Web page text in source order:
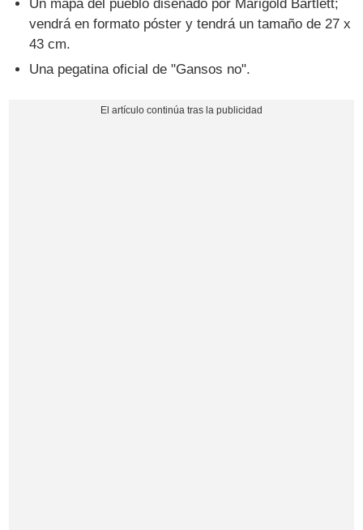
Un mapa del pueblo diseñado por Marigold Bartlett;
vendrá en formato póster y tendrá un tamaño de 27 x
43 cm.
Una pegatina oficial de "Gansos no".